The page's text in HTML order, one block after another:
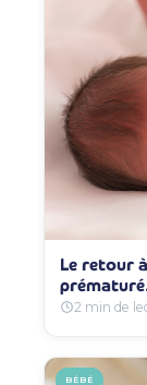
Le retour
2 min de
BÉBÉ